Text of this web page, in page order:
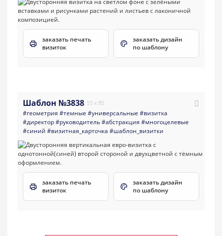
заказать печать
визиток
заказать дизайн
по шаблону
Шаблон №3838 55 x 85
#геометрия #темные #универсальные #визитка
#директор#руководитель#абстракция #многоцелевые
#синий #визитная_карточка #шаблон_визитки
заказать печать
визиток
заказать дизайн
по шаблону